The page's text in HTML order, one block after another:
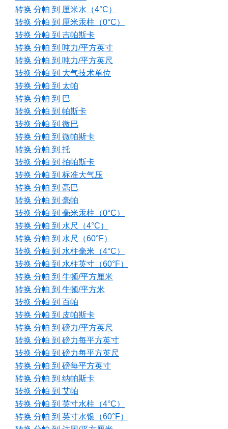
转换 分帕 到 厘米水（4°C）
转换 分帕 到 厘米汞柱（0°C）
转换 分帕 到 吉帕斯卡
转换 分帕 到 吨力/平方英寸
转换 分帕 到 吨力/平方英尺
转换 分帕 到 大气技术单位
转换 分帕 到 太帕
转换 分帕 到 巴
转换 分帕 到 帕斯卡
转换 分帕 到 微巴
转换 分帕 到 微帕斯卡
转换 分帕 到 托
转换 分帕 到 拍帕斯卡
转换 分帕 到 标准大气压
转换 分帕 到 毫巴
转换 分帕 到 毫帕
转换 分帕 到 毫米汞柱（0°C）
转换 分帕 到 水尺（4°C）
转换 分帕 到 水尺（60°F）
转换 分帕 到 水柱毫米（4°C）
转换 分帕 到 水柱英寸（60°F）
转换 分帕 到 牛顿/平方厘米
转换 分帕 到 牛顿/平方米
转换 分帕 到 百帕
转换 分帕 到 皮帕斯卡
转换 分帕 到 磅力/平方英尺
转换 分帕 到 磅力每平方英寸
转换 分帕 到 磅力每平方英尺
转换 分帕 到 磅每平方英寸
转换 分帕 到 纳帕斯卡
转换 分帕 到 艾帕
转换 分帕 到 英寸水柱（4°C）
转换 分帕 到 英寸水银（60°F）